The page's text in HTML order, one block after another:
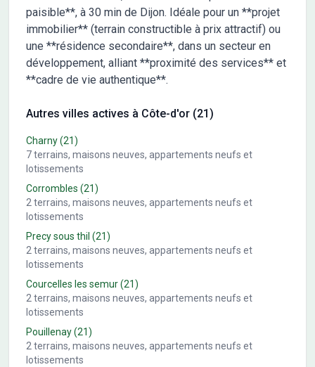
paisible**, à 30 min de Dijon. Idéale pour un **projet
immobilier** (terrain constructible à prix attractif) ou
une **résidence secondaire**, dans un secteur en
développement, alliant **proximité des services** et
**cadre de vie authentique**.
Autres villes actives à Côte-d'or (21)
Charny(21)
7terrains, maisons neuves, appartements neufs et
lotissements
Corrombles (21)
2terrains, maisons neuves, appartements neufs et
lotissements
Precy sous thil (21)
2terrains, maisons neuves, appartements neufs et
lotissements
Courcelles les semur(21)
2terrains, maisons neuves, appartements neufs et
lotissements
Pouillenay(21)
2terrains, maisons neuves, appartements neufs et
lotissements